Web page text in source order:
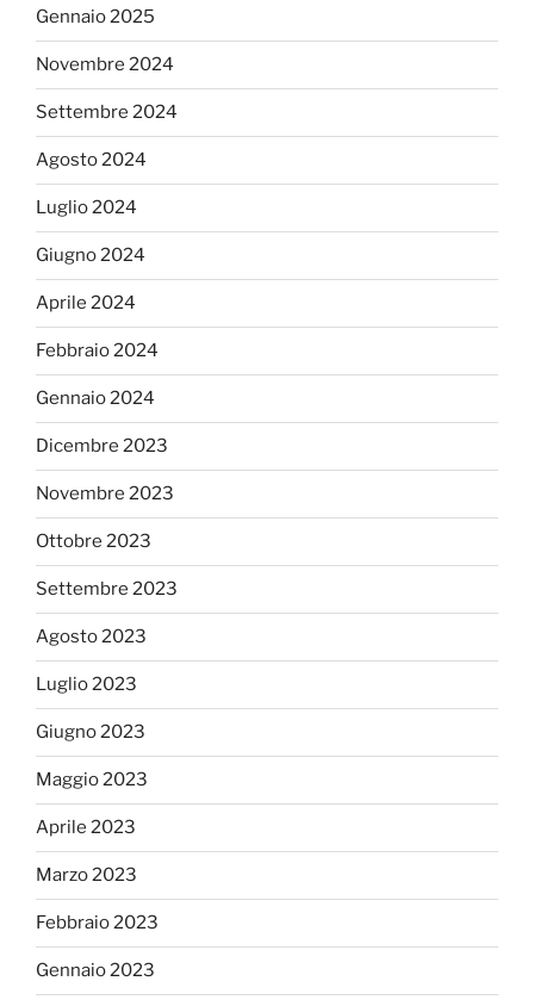
Gennaio 2025
Novembre 2024
Settembre 2024
Agosto 2024
Luglio 2024
Giugno 2024
Aprile 2024
Febbraio 2024
Gennaio 2024
Dicembre 2023
Novembre 2023
Ottobre 2023
Settembre 2023
Agosto 2023
Luglio 2023
Giugno 2023
Maggio 2023
Aprile 2023
Marzo 2023
Febbraio 2023
Gennaio 2023